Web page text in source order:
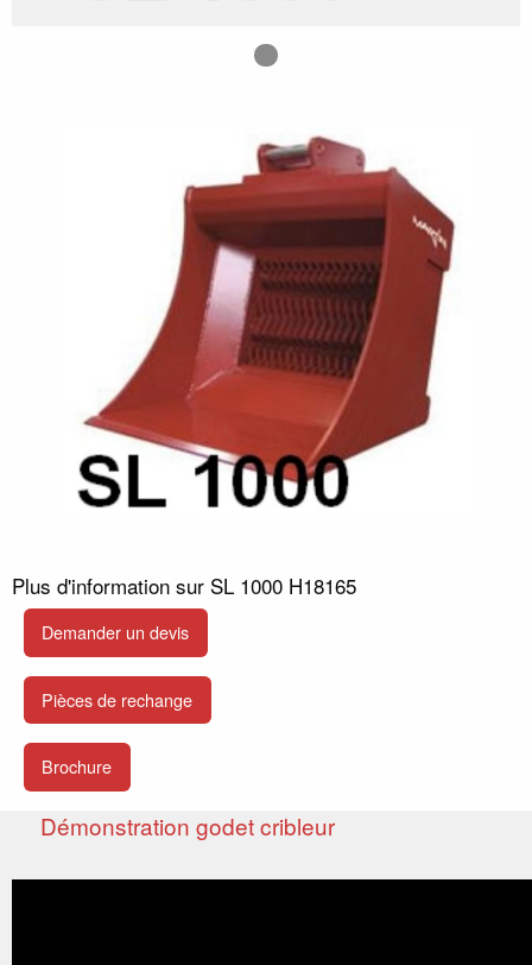
Image numéro 1
Plus d'information sur SL 1000 H18165
Demander un devis
Pièces de rechange
Brochure
Démonstration godet cribleur